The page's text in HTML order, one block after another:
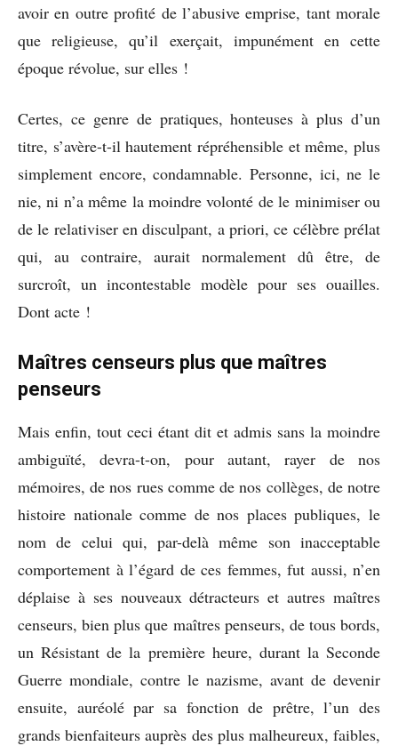
avoir en outre profité de l’abusive emprise, tant morale
que religieuse, qu’il exerçait, impunément en cette
époque révolue, sur elles !
Certes, ce genre de pratiques, honteuses à plus d’un
titre, s’avère-t-il hautement répréhensible et même, plus
simplement encore, condamnable. Personne, ici, ne le
nie, ni n’a même la moindre volonté de le minimiser ou
de le relativiser en disculpant, a priori, ce célèbre prélat
qui, au contraire, aurait normalement dû être, de
surcroît, un incontestable modèle pour ses ouailles.
Dont acte !
Maîtres censeurs plus que maîtres
penseurs
Mais enfin, tout ceci étant dit et admis sans la moindre
ambiguïté, devra-t-on, pour autant, rayer de nos
mémoires, de nos rues comme de nos collèges, de notre
histoire nationale comme de nos places publiques, le
nom de celui qui, par-delà même son inacceptable
comportement à l’égard de ces femmes, fut aussi, n’en
déplaise à ses nouveaux détracteurs et autres maîtres
censeurs, bien plus que maîtres penseurs, de tous bords,
un Résistant de la première heure, durant la Seconde
Guerre mondiale, contre le nazisme, avant de devenir
ensuite, auréolé par sa fonction de prêtre, l’un des
grands bienfaiteurs auprès des plus malheureux, faibles,